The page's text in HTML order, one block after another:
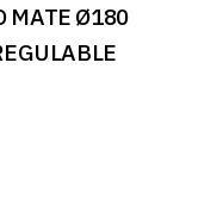
MATE Ø180